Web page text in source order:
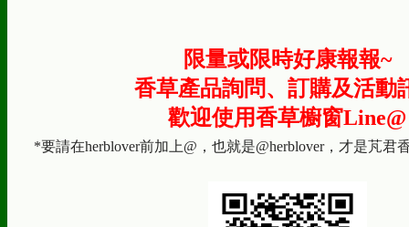
限量或限時好康報報~
香草產品詢問、訂購及活動
歡迎使用香草櫥窗Line@
*要請在herblover前加上@，也就是@herblover，才是芃君